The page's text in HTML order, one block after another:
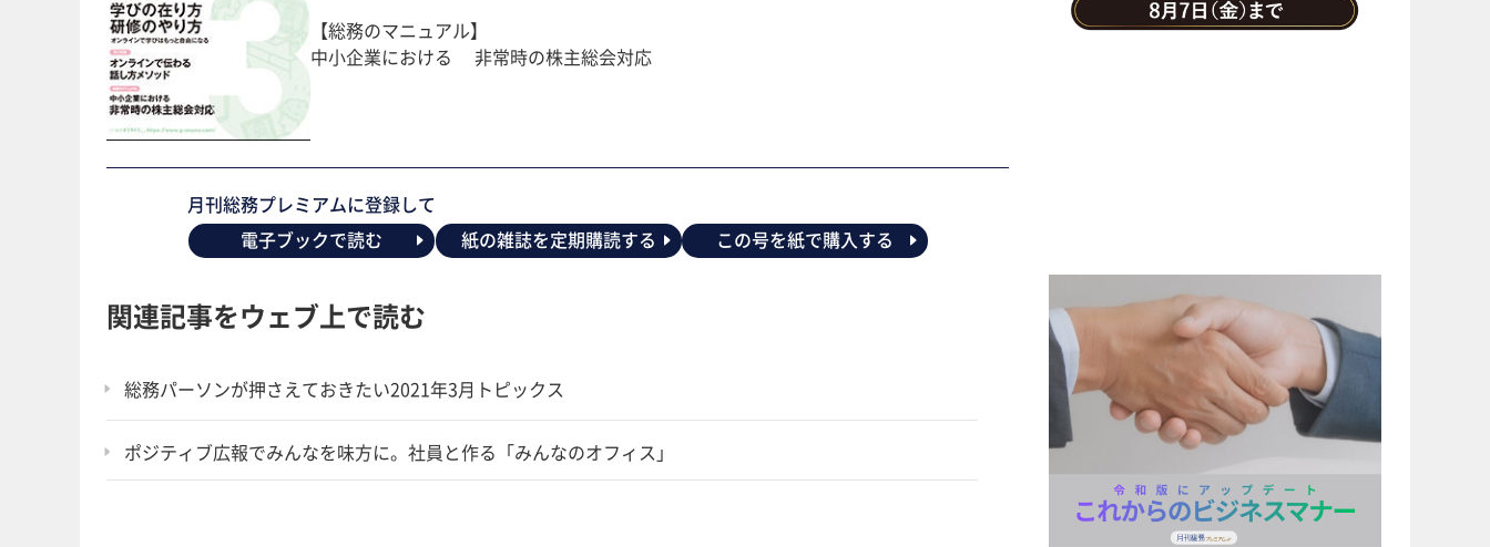
【総務のマニュアル】
中小企業における 非常時の株主総会対応
月刊総務プレミアムに登録して
電子ブックで読む
紙の雑誌を定期購読する この号を紙で購入する
関連記事をウェブ上で読む
総務パーソンが押さえておきたい2021年3月トピックス
ポジティブ広報でみんなを味方に。社員と作る「みんなのオフィス」